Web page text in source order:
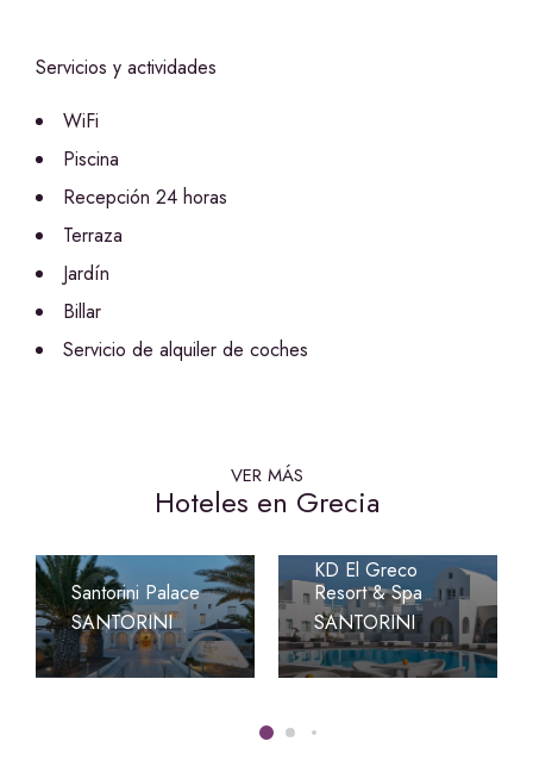
Servicios y actividades
WiFi
Piscina
Recepción 24 horas
Terraza
Jardín
Billar
Servicio de alquiler de coches
VER MÁS
Hoteles en Grecia
Santorini Palace
SANTORINI
KD El Greco
Resort & Spa
SANTORINI